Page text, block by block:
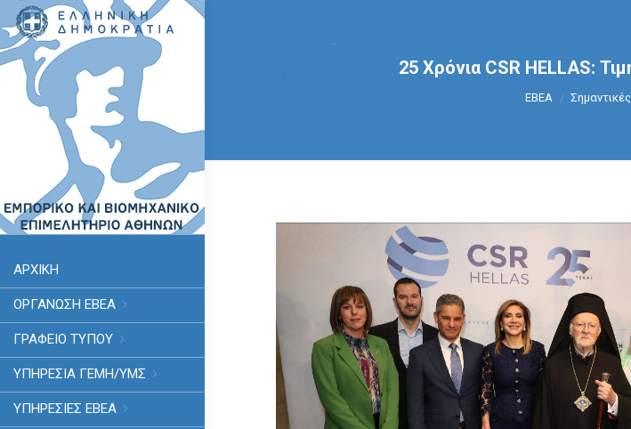
ΑΡΧΙΚΗ
ΟΡΓΑΝΩΣΗ ΕΒΕΑ
ΓΡΑΦΕΙΟ ΤΥΠΟΥ
ΥΠΗΡΕΣΊΑ ΓΕΜΗ/ΥΜΣ
ΥΠΗΡΕΣΙΕΣ ΕΒΕΑ
25 Χρόνια CSR HELLAS:
You are here:
ΕΒΕΑ